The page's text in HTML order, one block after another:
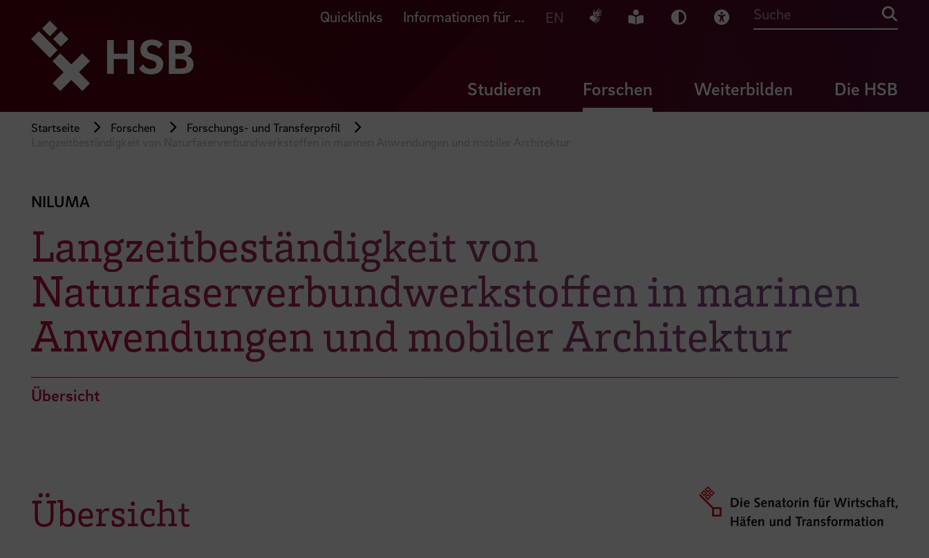
Seiteninhalt
springen
Quicklinks Informationen für ... EN Deutsche Gebärdensprache
Leichte Sprache
Dunkel-Modus
Visuelle Hilfe
Suche
Studieren Forschen Weiterbilden Die HSB
Startseite Forschen
Forschungs- und Transferprofil
NILUMA
Langzeitbeständigkeit von
Naturfaserverbundwerkstoffen in marinen
Anwendungen und mobiler Architektur
Übersicht
Übersicht